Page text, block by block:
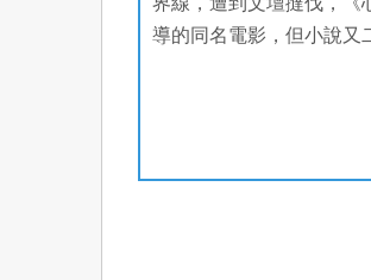
導的同名電影，但小說又